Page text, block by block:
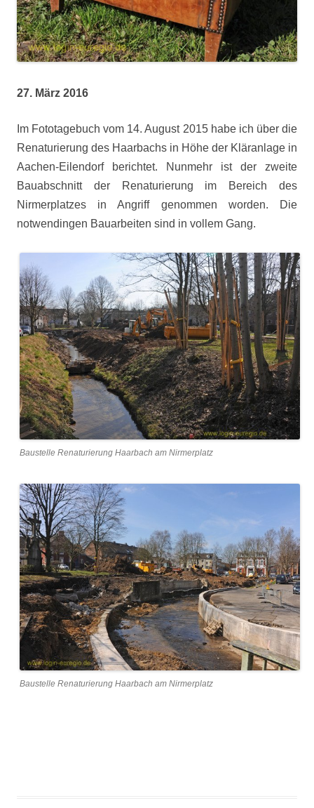
27. März 2016
Im Fototagebuch vom 14. August 2015 habe ich über die
Renaturierung des Haarbachs in Höhe der Kläranlage in
Aachen-Eilendorf berichtet. Nunmehr ist der zweite
Bauabschnitt der Renaturierung im Bereich des
Nirmerplatzes in Angriff genommen worden. Die
notwendingen Bauarbeiten sind in vollem Gang.
Baustelle Renaturierung Haarbach am Nirmerplatz
Baustelle Renaturierung Haarbach am Nirmerplatz